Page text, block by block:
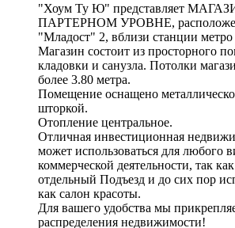
"Хоум Ту Ю" представляет
ПАРТЕРНОМ УРОВНЕ,
"Младост" 2, вблизи станции
Магазин состоит из просторного
кладовки и санузла. Потолки
более 3.80 метра.
Помещение оснащено
шторкой.
Отопление центральное.
Отличная инвестиционная
может использоваться для любого
коммерческой деятельности, так
отдельный Подъезд и до сих пор
как салон красоты.
Для вашего удобства мы
распределения недвижимости!